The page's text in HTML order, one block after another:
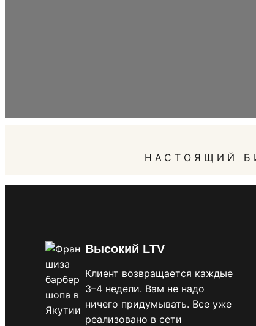
НАСТОЯЩИЙ
Высокий LTV
Клиент возвращается каждые
3–4 недели. Вам не надо
ничего придумывать. Все уже
реализовано в сети